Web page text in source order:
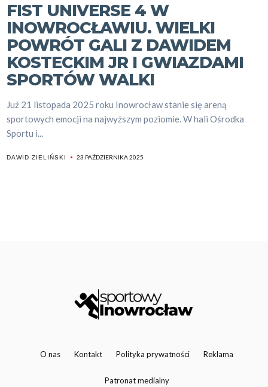
FIST UNIVERSE 4 W
INOWROCŁAWIU. WIELKI
POWRÓT GALI Z DAWIDEM
KOSTECKIM JR I GWIAZDAMI
SPORTÓW WALKI
Już 21 listopada 2025 roku Inowrocław stanie się areną
sportowych emocji na najwyższym poziomie. W hali Ośrodka
Sportu i...
DAWID ZIELIŃSKI 23 PAŹDZIERNIKA 2025
O nas Kontakt Polityka prywatności Reklama
Patronat medialny